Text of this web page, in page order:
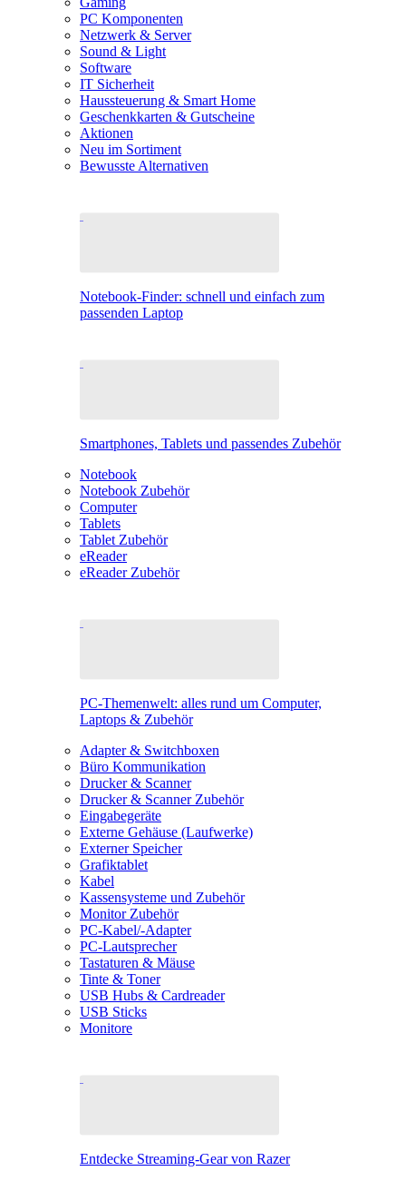
PC Komponenten
Netzwerk & Server
Sound & Light
Software
IT Sicherheit
Haussteuerung & Smart Home
Geschenkkarten & Gutscheine
Aktionen
Neu im Sortiment
Bewusste Alternativen
Notebook-Finder: schnell und einfach zum
passenden Laptop
Smartphones, Tablets und passendes Zubehör
Notebook
Notebook Zubehör
Computer
Tablets
Tablet Zubehör
eReader
eReader Zubehör
PC-Themenwelt: alles rund um Computer,
Laptops & Zubehör
Adapter & Switchboxen
Büro Kommunikation
Drucker & Scanner
Drucker & Scanner Zubehör
Eingabegeräte
Externe Gehäuse (Laufwerke)
Externer Speicher
Grafiktablet
Kabel
Kassensysteme und Zubehör
Monitor Zubehör
PC-Kabel/-Adapter
PC-Lautsprecher
Tastaturen & Mäuse
Tinte & Toner
USB Hubs & Cardreader
USB Sticks
Monitore
Entdecke Streaming-Gear von Razer